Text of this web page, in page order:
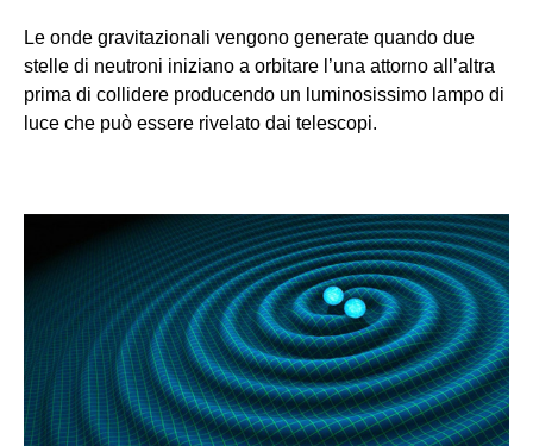
Le onde gravitazionali vengono generate quando due
stelle di neutroni iniziano a orbitare l’una attorno all’altra
prima di collidere producendo un luminosissimo lampo di
luce che può essere rivelato dai telescopi.